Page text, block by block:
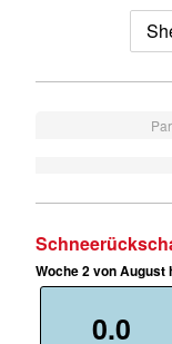
Woche 2 von
0.0